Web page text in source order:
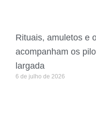
Rituais, amuletos e
acompanham os
largada
6 de julho de 2026